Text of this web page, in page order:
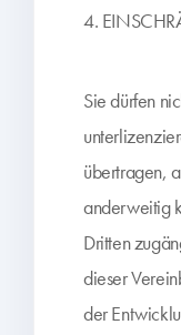
4.
Sie dürfen
übertragen,
anderweitig
Dritten
dieser
der